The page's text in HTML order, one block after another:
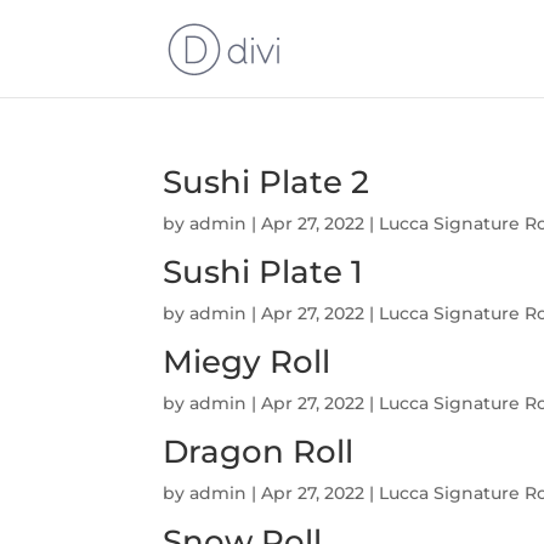
Sushi Plate 2
byadmin |Apr 27, 2022 | Lucca Signature
Sushi Plate 1
byadmin |Apr 27, 2022 | Lucca Signature
Miegy Roll
byadmin |Apr 27, 2022 | Lucca Signature
Dragon Roll
byadmin |Apr 27, 2022 | Lucca Signature